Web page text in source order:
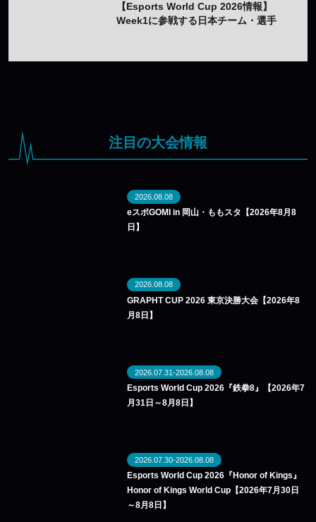
【Esports World Cup 2026情報】
Week1に参戦する日本チーム・選手
注目の大会情報
2026.08.08
eスポGOMI in 岡山・ももスタ【2026年8月8
日】
2026.08.08
GRAPHT CUP 2026 東京決勝大会【2026年8
月8日】
2026.07.31-2026.08.08
Esports World Cup 2026『鉄拳8』【2026年7
月31日～8月8日】
2026.07.30-2026.08.08
Esports World Cup 2026『Honor of Kings』
Honor of Kings World Cup【2026年7月30日
～8月8日】